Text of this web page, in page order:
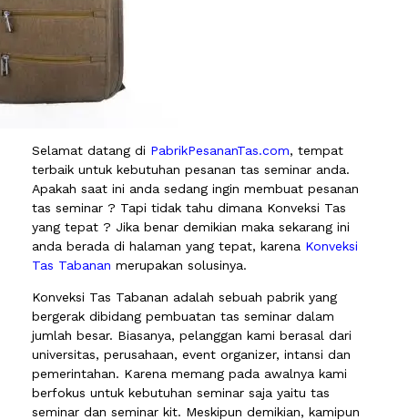
Selamat datang di PabrikPesananTas.com, tempat
terbaik untuk kebutuhan pesanan tas seminar anda.
Apakah saat ini anda sedang ingin membuat pesanan
tas seminar ? Tapi tidak tahu dimana Konveksi Tas
yang tepat ? Jika benar demikian maka sekarang ini
anda berada di halaman yang tepat, karena Konveksi
Tas Tabanan merupakan solusinya.
Konveksi Tas Tabanan adalah sebuah pabrik yang
bergerak dibidang pembuatan tas seminar dalam
jumlah besar. Biasanya, pelanggan kami berasal dari
universitas, perusahaan, event organizer, intansi dan
pemerintahan. Karena memang pada awalnya kami
berfokus untuk kebutuhan seminar saja yaitu tas
seminar dan seminar kit. Meskipun demikian, kamipun